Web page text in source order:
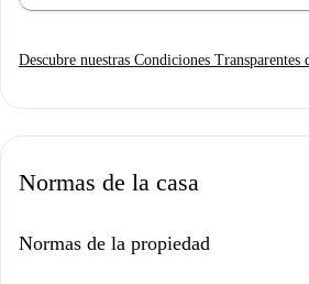
Descubre nuestras Condiciones Transparentes
Normas de la casa
Normas de la propiedad